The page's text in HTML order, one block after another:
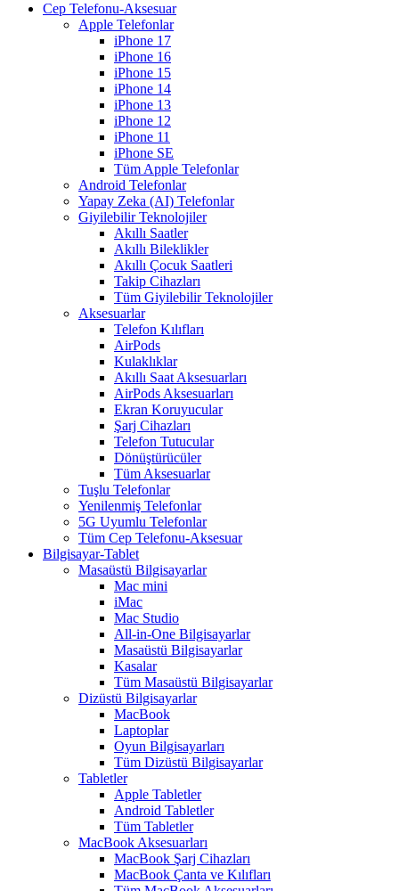
Cep Telefonu-Aksesuar
Apple Telefonlar
iPhone 17
iPhone 16
iPhone 15
iPhone 14
iPhone 13
iPhone 12
iPhone 11
iPhone SE
Tüm Apple Telefonlar
Android Telefonlar
Yapay Zeka (AI) Telefonlar
Giyilebilir Teknolojiler
Akıllı Saatler
Akıllı Bileklikler
Akıllı Çocuk Saatleri
Takip Cihazları
Tüm Giyilebilir Teknolojiler
Aksesuarlar
Telefon Kılıfları
AirPods
Kulaklıklar
Akıllı Saat Aksesuarları
AirPods Aksesuarları
Ekran Koruyucular
Şarj Cihazları
Telefon Tutucular
Dönüştürücüler
Tüm Aksesuarlar
Tuşlu Telefonlar
Yenilenmiş Telefonlar
5G Uyumlu Telefonlar
Tüm Cep Telefonu-Aksesuar
Bilgisayar-Tablet
Masaüstü Bilgisayarlar
Mac mini
iMac
Mac Studio
All-in-One Bilgisayarlar
Masaüstü Bilgisayarlar
Kasalar
Tüm Masaüstü Bilgisayarlar
Dizüstü Bilgisayarlar
MacBook
Laptoplar
Oyun Bilgisayarları
Tüm Dizüstü Bilgisayarlar
Tabletler
Apple Tabletler
Android Tabletler
Tüm Tabletler
MacBook Aksesuarları
MacBook Şarj Cihazları
MacBook Çanta ve Kılıfları